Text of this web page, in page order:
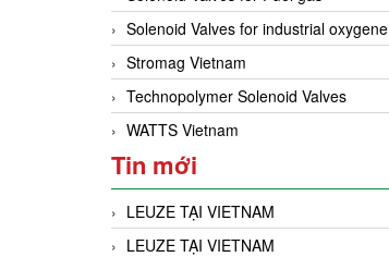
Solenoid Valves for industrial oxygene
Stromag Vietnam
Technopolymer Solenoid Valves
WATTS Vietnam
Tin mới
LEUZE TẠI VIETNAM
LEUZE TẠI VIETNAM